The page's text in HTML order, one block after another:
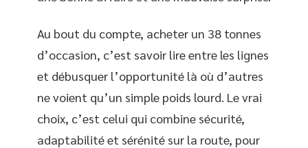
Au bout du compte, acheter un 38 tonnes
d’occasion, c’est savoir lire entre les lignes
et débusquer l’opportunité là où d’autres
ne voient qu’un simple poids lourd. Le vrai
choix, c’est celui qui combine sécurité,
adaptabilité et sérénité sur la route, pour